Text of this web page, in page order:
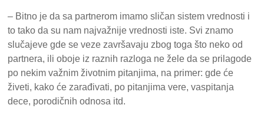
– Bitno je da sa partnerom imamo sličan sistem vrednosti i
to tako da su nam najvažnije vrednosti iste. Svi znamo
slučajeve gde se veze završavaju zbog toga što neko od
partnera, ili oboje iz raznih razloga ne žele da se prilagode
po nekim važnim životnim pitanjima, na primer: gde će
živeti, kako će zarađivati, po pitanjima vere, vaspitanja
dece, porodičnih odnosa itd.